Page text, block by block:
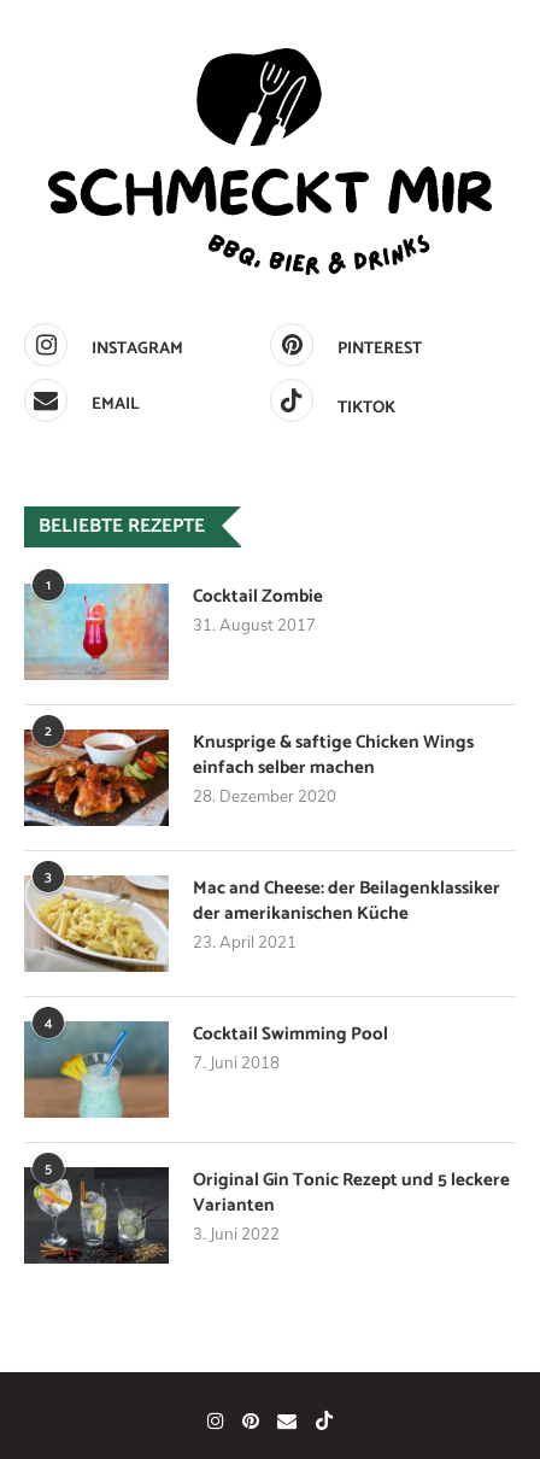
INSTAGRAM
PINTEREST
EMAIL
TIKTOK
BELIEBTE REZEPTE
1 Cocktail Zombie
31. August 2017
2
Knusprige & saftige Chicken Wings
einfach selber machen
28. Dezember 2020
3
Mac and Cheese: der Beilagenklassiker
der amerikanischen Küche
23. April 2021
4 Cocktail Swimming Pool
7. Juni 2018
5
Original Gin Tonic Rezept und 5 leckere
Varianten
3. Juni 2022